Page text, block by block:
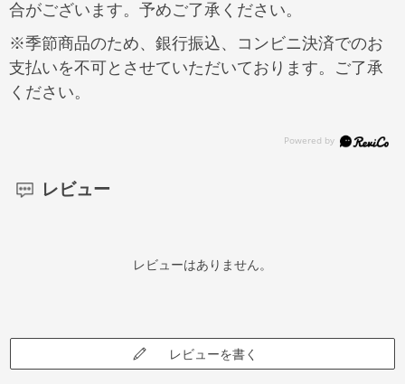
合がございます。予めご了承ください。
※季節商品のため、銀行振込、コンビニ決済でのお
支払いを不可とさせていただいております。ご了承
ください。
レビュー
レビューはありません。
レビューを書く